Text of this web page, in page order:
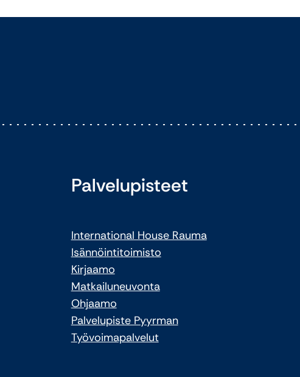
Palvelupisteet
International House Rauma
Isännöintitoimisto
Kirjaamo
Matkailuneuvonta
Ohjaamo
Palvelupiste Pyyrman
Työvoimapalvelut